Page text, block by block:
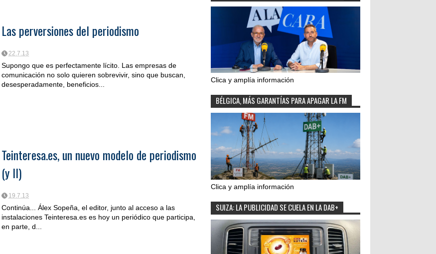
Las perversiones del periodismo
22.7.13
Supongo que es perfectamente lícito. Las empresas de
comunicación no solo quieren sobrevivir, sino que buscan,
desesperadamente, beneficios...
Teinteresa.es, un nuevo modelo de periodismo
(y II)
19.7.13
Continúa... Álex Sopeña, el editor, junto al acceso a las
instalaciones Teinteresa.es es hoy un periódico que participa,
en parte, d...
Clica y amplía información
BÉLGICA, MÁS GARANTÍAS PARA APAGAR LA FM
Clica y amplía información
SUIZA: LA PUBLICIDAD SE CUELA EN LA DAB+